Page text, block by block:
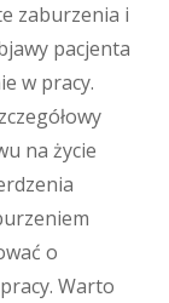
zaburzenia i
pacjenta
w pracy.
na życie
o
Warto